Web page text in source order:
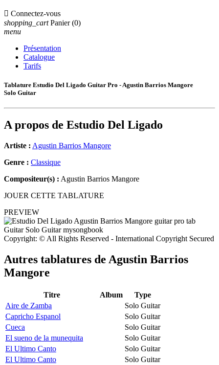
 Connectez-vous
shopping_cart Panier (0)
menu
Présentation
Catalogue
Tarifs
Tablature Estudio Del Ligado Guitar Pro - Agustin Barrios Mangore
Solo Guitar
A propos de Estudio Del Ligado
Artiste : Agustin Barrios Mangore
Genre : Classique
Compositeur(s) : Agustin Barrios Mangore
JOUER CETTE TABLATURE
PREVIEW
Copyright: © All Rights Reserved - International Copyright Secured
Autres tablatures de Agustin Barrios
Mangore
Titre Album
Type
Aire de Zamba
Solo Guitar
Capricho Espanol
Solo Guitar
Cueca
Solo Guitar
El sueno de la munequita
Solo Guitar
El Ultimo Canto
Solo Guitar
El Ultimo Canto
Solo Guitar